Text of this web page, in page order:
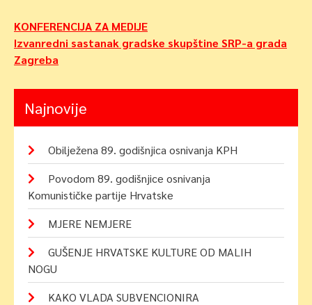
Navigacija
objava
KONFERENCIJA ZA MEDIJE
Izvanredni sastanak gradske skupštine SRP-a grada
Zagreba
Najnovije
Obilježena 89. godišnjica osnivanja KPH
Povodom 89. godišnjice osnivanja
Komunističke partije Hrvatske
MJERE NEMJERE
GUŠENJE HRVATSKE KULTURE OD MALIH
NOGU
KAKO VLADA SUBVENCIONIRA